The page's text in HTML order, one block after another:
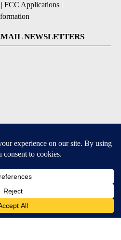
| FCC Applications |
NEWSLETTERS
iOS and Android